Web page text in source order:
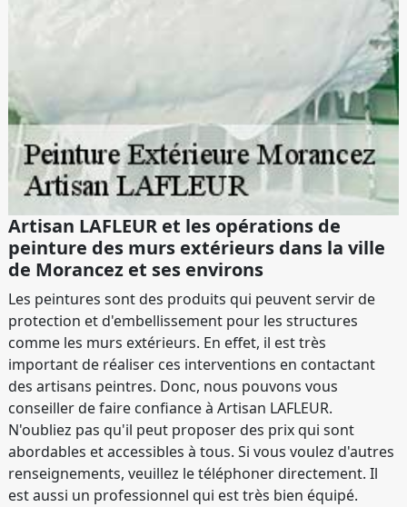
Artisan LAFLEUR et les opérations de
peinture des murs extérieurs dans la ville
de Morancez et ses environs
Les peintures sont des produits qui peuvent servir de
protection et d'embellissement pour les structures
comme les murs extérieurs. En effet, il est très
important de réaliser ces interventions en contactant
des artisans peintres. Donc, nous pouvons vous
conseiller de faire confiance à Artisan LAFLEUR.
N'oubliez pas qu'il peut proposer des prix qui sont
abordables et accessibles à tous. Si vous voulez d'autres
renseignements, veuillez le téléphoner directement. Il
est aussi un professionnel qui est très bien équipé.